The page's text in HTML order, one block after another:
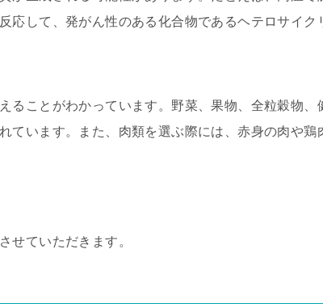
応して、発がん性のある化合物であるヘテロサイク
ることがわかっています。野菜、果物、全粒穀物、
ています。また、肉類を選ぶ際には、赤身の肉や鶏
せていただきます。